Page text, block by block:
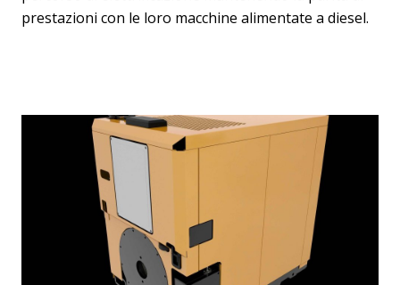
prestazioni con le loro macchine alimentate a diesel.